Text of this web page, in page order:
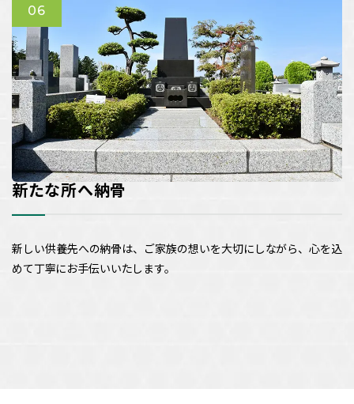
06
新たな所へ納骨
新しい供養先への納骨は、ご家族の想いを大切にしながら、心を込
めて丁寧にお手伝いいたします。